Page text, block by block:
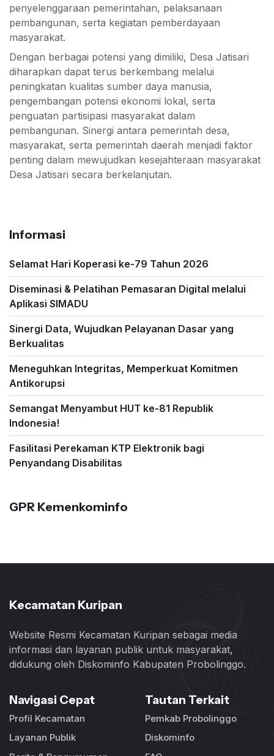
penyelenggaraan pemerintahan, pelaksanaan
pembangunan, serta kegiatan pemberdayaan
masyarakat.
Dengan berbagai potensi yang dimiliki, Desa Jatisari
diharapkan dapat terus berkembang melalui
peningkatan kualitas sumber daya manusia,
pengembangan potensi ekonomi lokal, serta
penguatan partisipasi masyarakat dalam
pembangunan. Sinergi antara pemerintah desa,
masyarakat, serta pemerintah daerah menjadi faktor
penting dalam mewujudkan kesejahteraan masyarakat
Desa Jatisari secara berkelanjutan.
Informasi
Selamat Hari Koperasi ke-79 Tahun 2026
Diseminasi & Pelatihan Pemasaran Digital melalui
Aplikasi SIMADU
Sinergi Data, Wujudkan Pelayanan Dasar yang
Berkualitas
Meneguhkan Integritas, Memperkuat Komitmen
Antikorupsi
Semangat Menyambut HUT ke-81 Republik
Indonesia!
Fasilitasi Perekaman KTP Elektronik bagi
Penyandang Disabilitas
GPR Kemenkominfo
Kecamatan Kuripan
Website Resmi Kecamatan Kuripan sebagai media
informasi dan layanan publik untuk masyarakat,
didukung oleh Diskominfo Kabupaten Probolinggo.
Navigasi Cepat
Profil Kecamatan
Layanan Publik
Tautan Terkait
Pemkab Probolinggo
Diskominfo